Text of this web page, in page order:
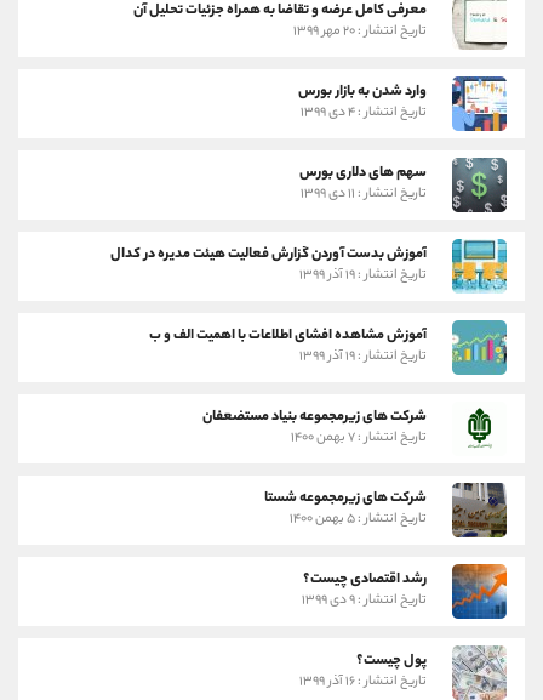
معرفی کامل عرضه و تقاضا به همراه جزئیات تحلیل آن
تاریخ انتشار : ۲۰ مهر ۱۳۹۹
وارد شدن به بازار بورس
تاریخ انتشار : ۴ دی ۱۳۹۹
سهم های دلاری بورس
تاریخ انتشار : ۱۱ دی ۱۳۹۹
آموزش بدست آوردن گزارش فعالیت هیئت مدیره در کدال
تاریخ انتشار : ۱۹ آذر ۱۳۹۹
آموزش مشاهده افشای اطلاعات با اهمیت الف و ب
تاریخ انتشار : ۱۹ آذر ۱۳۹۹
شرکت های زیرمجموعه بنیاد مستضعفان
تاریخ انتشار : ۷ بهمن ۱۴۰۰
شرکت های زیرمجموعه شستا
تاریخ انتشار : ۵ بهمن ۱۴۰۰
رشد اقتصادی چیست؟
تاریخ انتشار : ۹ دی ۱۳۹۹
پول چیست؟
تاریخ انتشار : ۱۶ آذر ۱۳۹۹